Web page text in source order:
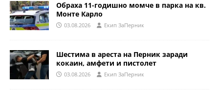
Обраха 11-годишно момче в парка на кв.
Монте Карло
03.08.2026 Eкип ЗаПерник
Шестима в ареста на Перник заради
кокаин, амфети и пистолет
03.08.2026 Eкип ЗаПерник